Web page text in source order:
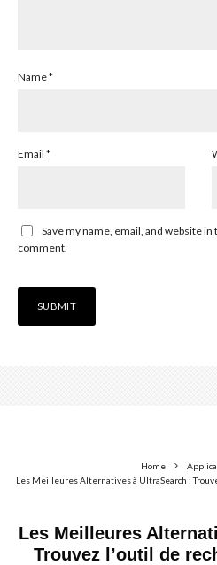
Name*
Email *
Save my name, email, and website
comment.
Home
Les Meilleures Alternatives à UltraSearch :
Les Meilleures
Trouvez l’outil de